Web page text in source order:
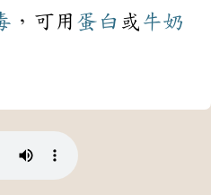
，可用 蛋白 或 牛奶